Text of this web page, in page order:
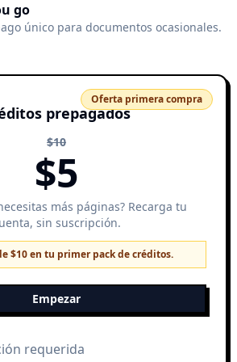
go
único para documentos ocasionales.
Oferta primera compra
prepagados
$10
$5
más páginas? Recarga tu
sin suscripción.
$10 en tu primer pack de créditos.
Empezar
requerida